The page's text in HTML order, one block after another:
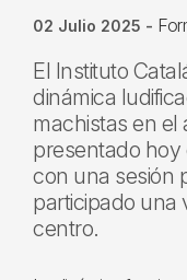
02 Julio 2025 -
El Instituto
dinámica
machistas en el
presentado hoy
con una sesión
participado una
centro.